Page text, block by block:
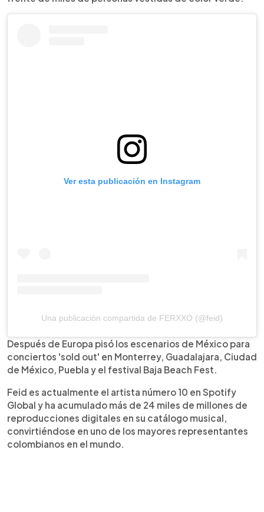
Ver esta publicación en Instagram
Una publicación compartida de FERXXO (@feid)
Después de Europa pisó los escenarios de México para
conciertos 'sold out' en Monterrey, Guadalajara, Ciudad
de México, Puebla y el festival Baja Beach Fest.
Feid es actualmente el artista número 10 en Spotify
Global y ha acumulado más de 24 miles de millones de
reproducciones digitales en su catálogo musical,
convirtiéndose en uno de los mayores representantes
colombianos en el mundo.